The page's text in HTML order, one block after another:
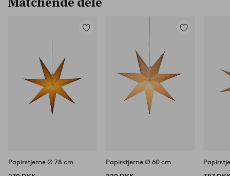
Tilføj
Papirstjerne ⌀ 78 cm
Tilføj
Papirstjerne ⌀ 60 cm